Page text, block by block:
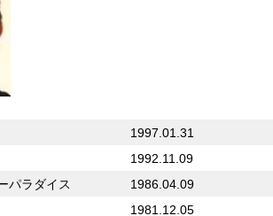
1997.01.31
1992.11.09
パラダイス
1986.04.09
1981.12.05